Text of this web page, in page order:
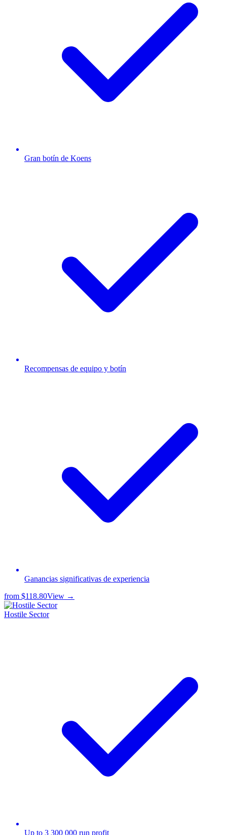
Gran botín de Koens
Recompensas de equipo y botín
Ganancias significativas de experiencia
from $118.80View →
Hostile Sector
Up to 3 300 000 run profit